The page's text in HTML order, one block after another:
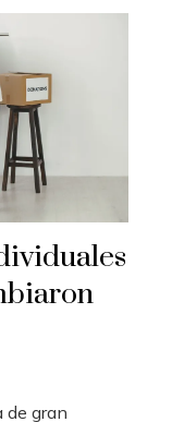
de gran